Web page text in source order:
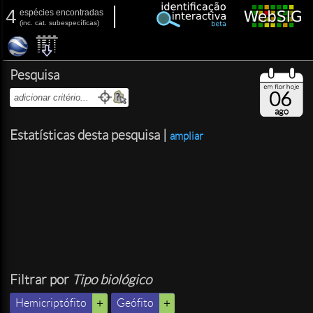
4 espécies encontradas
(inc. cat. subespecíficas)
Pesquisa
Estatísticas desta pesquisa | ampliar
Filtrar por Tipo biológico
Hemicriptófito Geófito
06
ago